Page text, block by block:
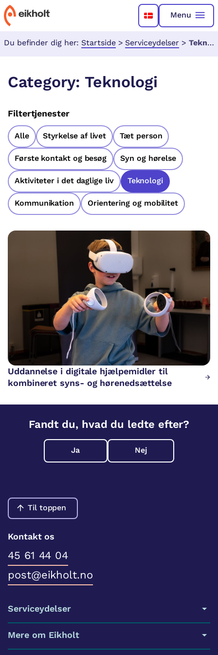
Menu
Du befinder dig her: Startside > Serviceydelser > Teknologi
Category:Teknologi
Filtertjenester
Alle Styrkelse af livet Tæt person
Første kontakt og besøg Syn og hørelse
Aktiviteter i det daglige liv Teknologi
Kommunikation Orientering og mobilitet
Uddannelse i digitale hjælpemidler til
kombineret syns- og hørenedsættelse
Fandt du, hvad du ledte efter?
Ja Nej
Til toppen
Kontakt os
45 61 44 04
post@eikholt.no
Serviceydelser
Mere om Eikholt